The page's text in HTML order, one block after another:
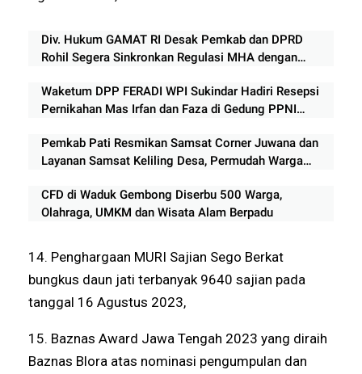
Div. Hukum GAMAT RI Desak Pemkab dan DPRD
Rohil Segera Sinkronkan Regulasi MHA dengan
Waketum DPP FERADI WPI Sukindar Hadiri Resepsi
Pernikahan Mas Irfan dan Faza di Gedung PPNI
Pemkab Pati Resmikan Samsat Corner Juwana dan
Layanan Samsat Keliling Desa, Permudah Warga
CFD di Waduk Gembong Diserbu 500 Warga,
Olahraga, UMKM dan Wisata Alam Berpadu
14. Penghargaan MURI Sajian Sego Berkat
bungkus daun jati terbanyak 9640 sajian pada
tanggal 16 Agustus 2023,
15. Baznas Award Jawa Tengah 2023 yang diraih
Baznas Blora atas nominasi pengumpulan dan